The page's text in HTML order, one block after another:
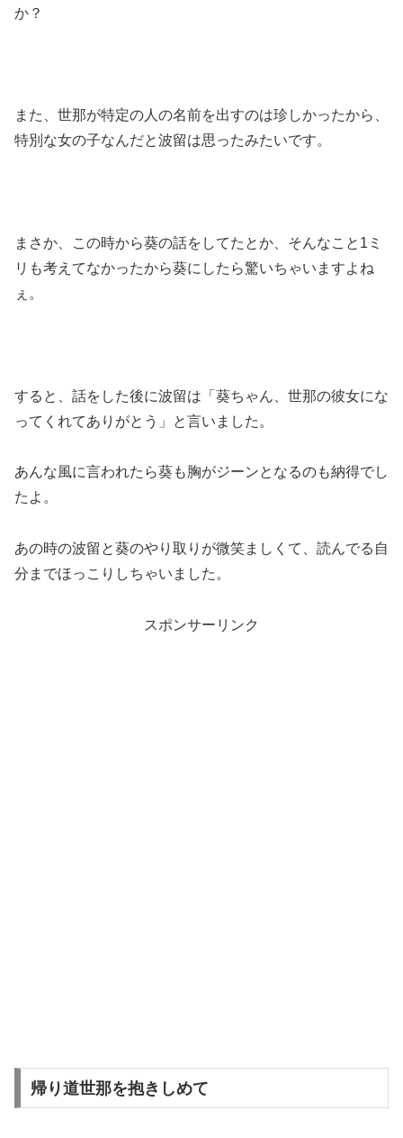
か？
また、世那が特定の人の名前を出すのは珍しかったから、
特別な女の子なんだと波留は思ったみたいです。
まさか、この時から葵の話をしてたとか、そんなこと1ミ
リも考えてなかったから葵にしたら驚いちゃいますよね
ぇ。
すると、話をした後に波留は「葵ちゃん、世那の彼女にな
ってくれてありがとう」と言いました。
あんな風に言われたら葵も胸がジーンとなるのも納得でし
たよ。
あの時の波留と葵のやり取りが微笑ましくて、読んでる自
分までほっこりしちゃいました。
スポンサーリンク
帰り道世那を抱きしめて